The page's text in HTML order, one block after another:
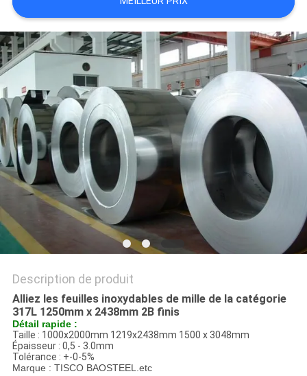
PLAN
DU
SITE
PRIVACY
POLICY
Description de produit
Alliez les feuilles inoxydables de mille de la catégorie
317L 1250mm x 2438mm 2B finis
Détail rapide :
Taille : 1000x2000mm 1219x2438mm 1500 x 3048mm
Épaisseur : 0,5 - 3.0mm
Tolérance : +-0-5%
Marque : TISCO BAOSTEEL.etc